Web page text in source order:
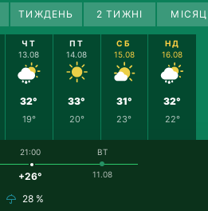
ТИЖДЕНЬ 2 ТИЖНІ
ЧТ
13.08
32°
19°
ПТ
14.08
33°
20°
СБ
15.08
31°
23°
НД
16.08
32°
22°
21:00
+26°
28 %
ВТ
11.08